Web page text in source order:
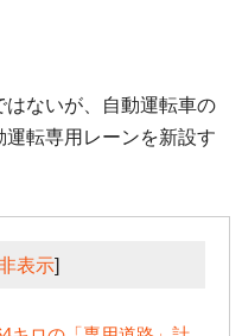
はないが、自動運転車の
転専用レーンを新設す
表示]